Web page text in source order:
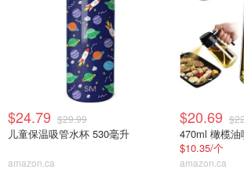
$24.79 $29.99
儿童保温吸管水杯 530毫升
amazon.ca
$20.69
470ml 橄榄
$10.35/个
amazon.ca